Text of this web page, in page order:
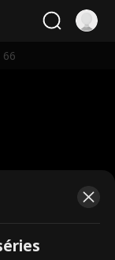
66